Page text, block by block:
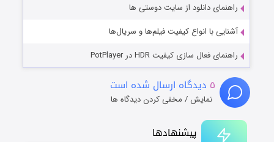
پیشنهادها
راهنمای دانلود از سایت دوستی ها
آشنایی با انواع کیفیت فیلم‌ها و سریال‌ها
راهنمای فعال سازی کیفیت HDR در PotPlayer
۵ دیدگاه ارسال شده است
نمایش / مخفی کردن دیدگاه ها